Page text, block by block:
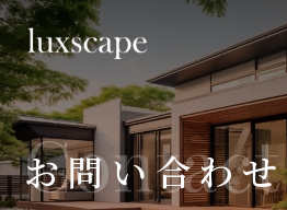
お問い合わせ
Contact